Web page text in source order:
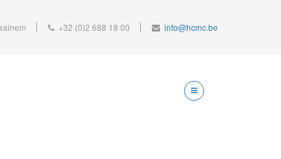
+32 (0)2 688 18 00 info@hcmc.be